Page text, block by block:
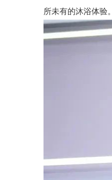
所未有的沐浴体验。